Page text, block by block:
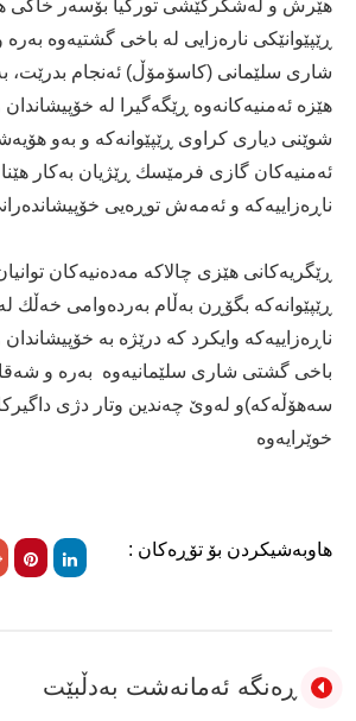
هێرش و لەشكركێشی توركیا بۆسەر خاكی
ڕێپێوانێكی نارەزایی لە باخی گشتیەوە
شاری سلێمانی (كاسۆمۆڵ) ئەنجام بدرێت،
هێزە ئەمنیەكانەوە ڕێگەگیرا لە خۆپیشاندان
شوێنی دیاری كراوی ڕێپێوانەكە و بەو
ئەمنیەكان گازی فرمێسك ڕێژیان بەكار هێنا
ناڕەزاییەكە و ئەمەش توڕەیی
ڕێگریەكانی هێزی چالاكە مەدەنیەكان
ڕێپێوانەكە بگۆڕن بەڵام بەردەوامی خەڵك
ناڕەزاییەكە وایكرد كە درێژە بە
باخی گشتی شاری سلێمانیەوە بەرە و
سەهۆڵەكە)و لەوێ چەندین وتار دژی
خوێرایەوە
هاوبەشیکردن بۆ تۆڕەکان :
ڕەنگە ئەمانەشت بەدڵبێت